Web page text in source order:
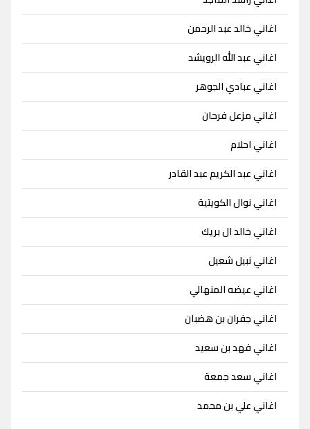
اغاني خالد عبد الرحمن
اغاني عبد الله الرويشد
اغاني عبادي الجوهر
اغاني مزعل فرحان
اغاني احلام
اغاني عبد الكريم عبد القادر
اغاني نوال الكويتية
اغاني خالد ال بريك
اغاني نبيل شعيل
اغاني عيضه المنهالي
اغاني جفران بن هضبان
اغاني فهد بن سعيد
اغاني سعد جمعة
اغاني علي بن محمد